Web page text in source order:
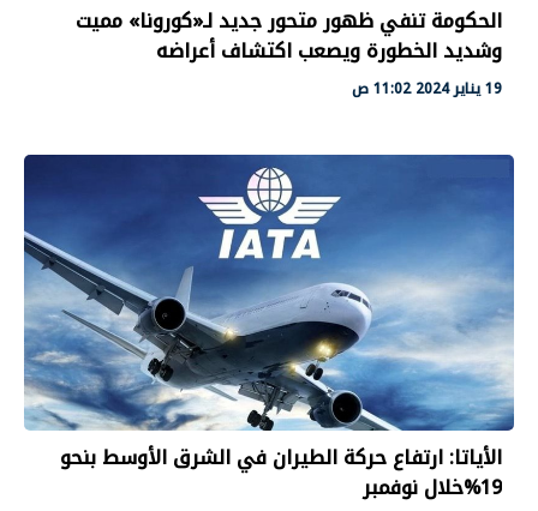
الحكومة تنفي ظهور متحور جديد لـ«كورونا» مميت
وشديد الخطورة ويصعب اكتشاف أعراضه
19 يناير 2024 11:02 ص
الأياتا: ارتفاع حركة الطيران في الشرق الأوسط بنحو
19%خلال نوفمبر